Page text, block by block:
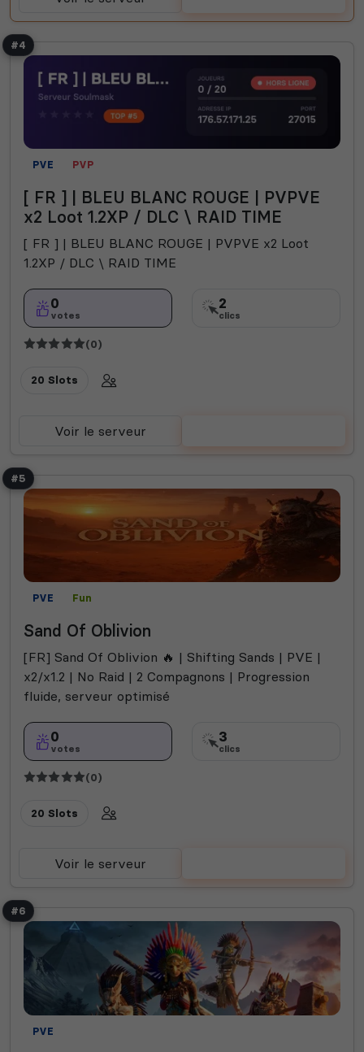
#4
PVE PVP
[ FR ] | BLEU BLANC ROUGE | PVPVE
x2 Loot 1.2XP / DLC \ RAID TIME
[ FR ] | BLEU BLANC ROUGE | PVPVE x2 Loot
1.2XP / DLC \ RAID TIME
0
votes
2
clics
(0)
20 Slots
Voir le serveur
#5
PVE Fun
Sand Of Oblivion
[FR] Sand Of Oblivion 🔥 | Shifting Sands | PVE |
x2/x1.2 | No Raid | 2 Compagnons | Progression
fluide, serveur optimisé
0
votes
3
clics
(0)
20 Slots
Voir le serveur
#6
PVE